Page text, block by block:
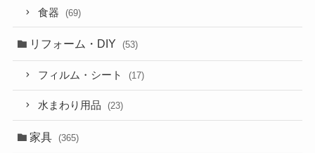
食器 (69)
リフォーム・DIY (53)
フィルム・シート (17)
水まわり用品 (23)
家具 (365)